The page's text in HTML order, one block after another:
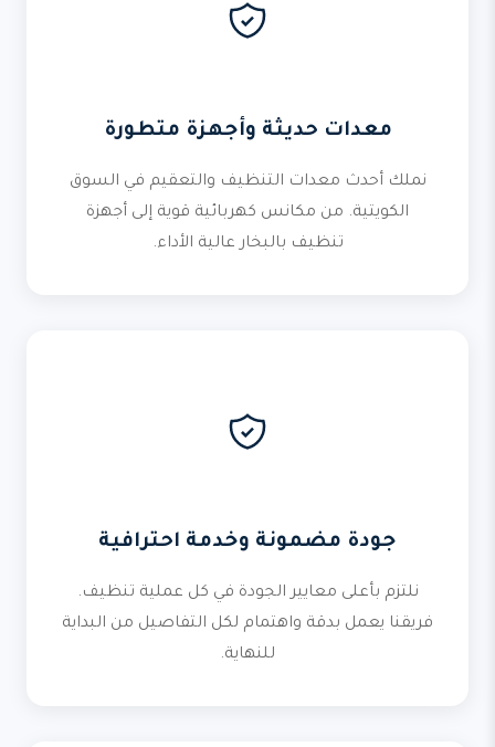
معدات حديثة وأجهزة متطورة
نملك أحدث معدات التنظيف والتعقيم في السوق
الكويتية. من مكانس كهربائية قوية إلى أجهزة
تنظيف بالبخار عالية الأداء.
جودة مضمونة وخدمة احترافية
نلتزم بأعلى معايير الجودة في كل عملية تنظيف.
فريقنا يعمل بدقة واهتمام لكل التفاصيل من البداية
للنهاية.